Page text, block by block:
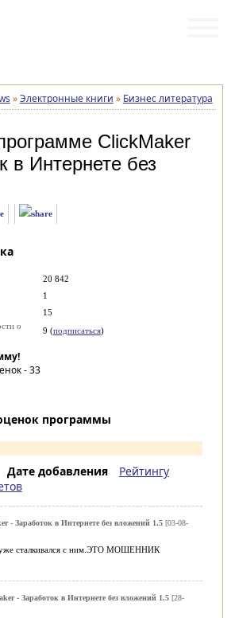
»Электронные книги » Бизнес литература »
ClickMaker
в Интернете без
20 842
1
15
о
9 (подписаться)
-33
программы
Дате добавления
Рейтингу
- Заработок в Интернете без вложений 1.5[03-08-
уже сталкивался с ним.ЭТО МОШЕННИК
- Заработок в Интернете без вложений 1.5[28-